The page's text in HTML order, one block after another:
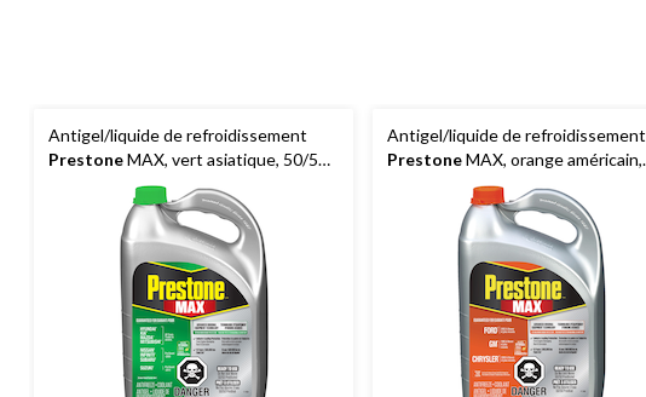
Antigel/liquide de refroidissement
PrestoneMAX, vert asiatique, 50/50
prémélangé, 3,78 L
Antigel/liquide de refroidissement
PrestoneMAX, orange américain,
50/50 prémélangé, 3,78 L